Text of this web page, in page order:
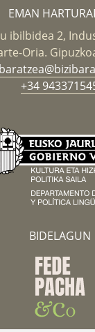
EMAN
ibilbidea 2,
Oria.
+34
BIDELAGUN